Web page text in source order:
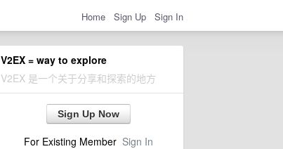
Home Sign Up Sign In
V2EX = way to explore
V2EX 是一个关于分享和探索的地方
Sign Up Now
For Existing Member Sign In